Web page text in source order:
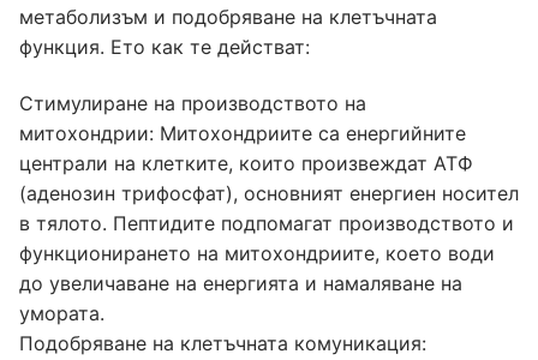
метаболизъм и подобряване на клетъчната
функция. Ето как те действат:
Стимулиране на производството на
митохондрии: Митохондриите са енергийните
централи на клетките, които произвеждат АТФ
(аденозин трифосфат), основният енергиен носител
в тялото. Пептидите подпомагат производството и
функционирането на митохондриите, което води
до увеличаване на енергията и намаляване на
умората.
Подобряване на клетъчната комуникация: